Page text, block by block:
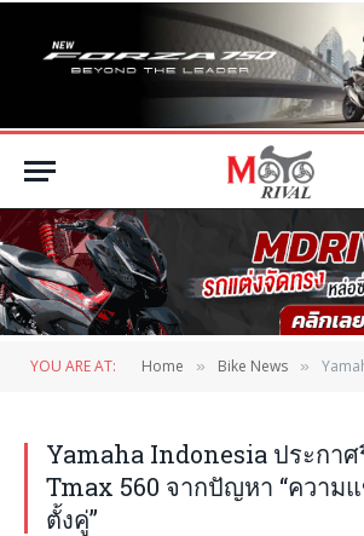
YOU ARE AT: Home » Bike News » Yamaha
Yamaha Indonesia ประกา
Tmax 560 จากปัญหา “ความ
ตั้งคู่”